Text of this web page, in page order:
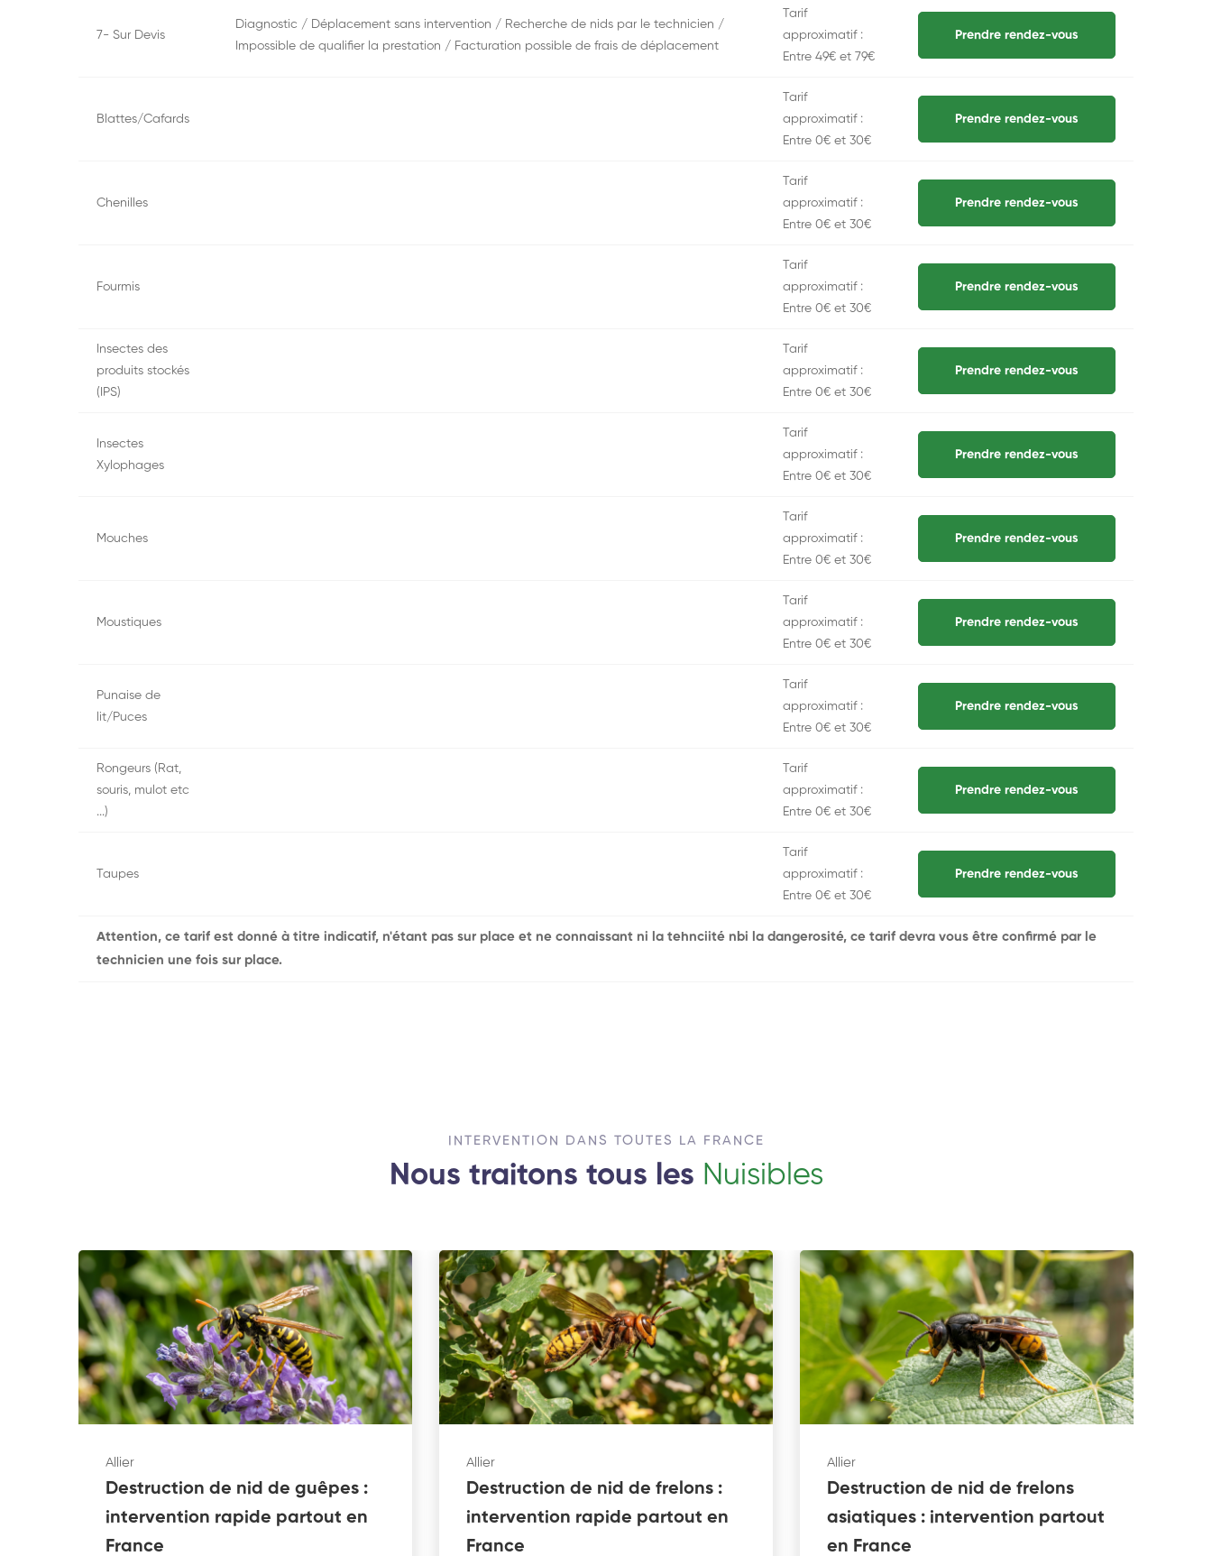
7- Sur Devis
Diagnostic / Déplacement sans intervention / Recherche de nids par le technicien /
Impossible de qualifier la prestation / Facturation possible de frais de déplacement
Tarif
approximatif :
Entre 49€ et 79€
Prendre rendez-vous
Blattes/Cafards
Tarif
approximatif :
Entre 0€ et 30€
Prendre rendez-vous
Chenilles
Tarif
approximatif :
Entre 0€ et 30€
Prendre rendez-vous
Fourmis
Tarif
approximatif :
Entre 0€ et 30€
Prendre rendez-vous
Insectes des
produits stockés
(IPS)
Tarif
approximatif :
Entre 0€ et 30€
Prendre rendez-vous
Insectes
Xylophages
Tarif
approximatif :
Entre 0€ et 30€
Prendre rendez-vous
Mouches
Tarif
approximatif :
Entre 0€ et 30€
Prendre rendez-vous
Moustiques
Tarif
approximatif :
Entre 0€ et 30€
Prendre rendez-vous
Punaise de
lit/Puces
Tarif
approximatif :
Entre 0€ et 30€
Prendre rendez-vous
Rongeurs (Rat,
souris, mulot etc
...)
Tarif
approximatif :
Entre 0€ et 30€
Prendre rendez-vous
Taupes
Tarif
approximatif :
Entre 0€ et 30€
Prendre rendez-vous
Attention, ce tarif est donné à titre indicatif, n'étant pas sur place et ne connaissant ni la tehnciité nbi la dangerosité, ce tarif devra vous être confirmé par le
technicien une fois sur place.
INTERVENTION DANS TOUTES LA FRANCE
Nous traitons tous les Nuisibles
Allier
Destruction de nid de guêpes :
intervention rapide partout en
France
Allier
Destruction de nid de frelons :
intervention rapide partout en
France
Allier
Destruction de nid de frelons
asiatiques : intervention partout
en France